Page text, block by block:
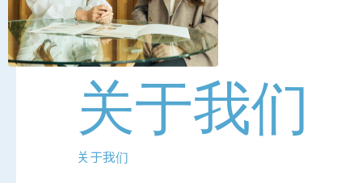
关于我们
关于我们